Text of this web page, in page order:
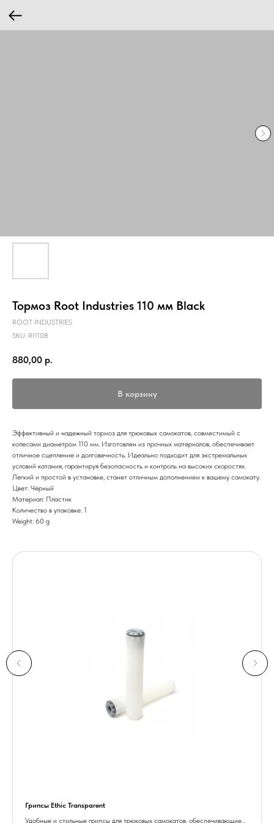
Тормоз Root Industries 110 мм Black
ROOT INDUSTRIES
SKU: RI110B
880,00 р.
В корзину
Эффективный и надежный тормоз для трюковых самокатов, совместимый с
колесами диаметром 110 мм. Изготовлен из прочных материалов, обеспечивает
отличное сцепление и долговечность. Идеально подходит для экстремальных
условий катания, гарантируя безопасность и контроль на высоких скоростях.
Легкий и простой в установке, станет отличным дополнением к вашему самокату.
Цвет: Чёрный
Материал: Пластик
Количество в упаковке: 1
Weight: 60 g
Грипсы Ethic Transparent
Удобные и стильные грипсы для трюковых самокатов, обеспечивающие